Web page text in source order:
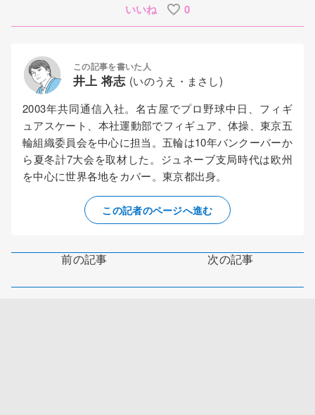
いいね 0
この記事を書いた人
井上 将志 (いのうえ・まさし)
2003年共同通信入社。名古屋でプロ野球中日、フィギ
ュアスケート、本社運動部でフィギュア、体操、東京五
輪組織委員会を中心に担当。五輪は10年バンクーバーか
ら夏冬計7大会を取材した。ジュネーブ支局時代は欧州
を中心に世界各地をカバー。東京都出身。
この記者のページへ進む
前の記事 次の記事